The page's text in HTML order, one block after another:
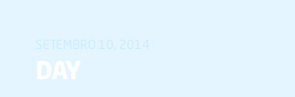
SETEMBRO 10, 2014
DAY